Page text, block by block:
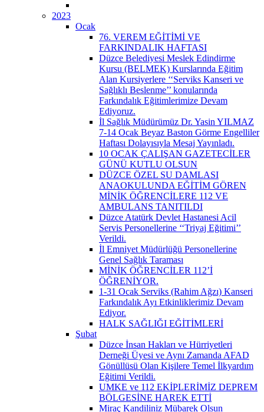
2023
Ocak
76. VEREM EĞİTİMİ VE
FARKINDALIK HAFTASI
Düzce Belediyesi Meslek Edindirme
Kursu (BELMEK) Kurslarında Eğitim
Alan Kursiyerlere ‘‘Serviks Kanseri ve
Sağlıklı Beslenme’’ konularında
Farkındalık Eğitimlerimize Devam
Ediyoruz.
İl Sağlık Müdürümüz Dr. Yasin YILMAZ
7-14 Ocak Beyaz Baston Görme Engelliler
Haftası Dolayısıyla Mesaj Yayınladı.
10 OCAK ÇALIŞAN GAZETECİLER
GÜNÜ KUTLU OLSUN
DÜZCE ÖZEL SU DAMLASI
ANAOKULUNDA EĞİTİM GÖREN
MİNİK ÖĞRENCİLERE 112 VE
AMBULANS TANITILDI
Düzce Atatürk Devlet Hastanesi Acil
Servis Personellerine ‘‘Triyaj Eğitimi’’
Verildi.
İl Emniyet Müdürlüğü Personellerine
Genel Sağlık Taraması
MİNİK ÖĞRENCİLER 112’İ
ÖĞRENİYOR.
1-31 Ocak Serviks (Rahim Ağzı) Kanseri
Farkındalık Ayı Etkinliklerimiz Devam
Ediyor.
HALK SAĞLIĞI EĞİTİMLERİ
Şubat
Düzce İnsan Hakları ve Hürriyetleri
Derneği Üyesi ve Aynı Zamanda AFAD
Gönüllüsü Olan Kişilere Temel İlkyardım
Eğitimi Verildi.
UMKE ve 112 EKİPLERİMİZ DEPREM
BÖLGESİNE HAREK ETTİ
Miraç Kandiliniz Mübarek Olsun